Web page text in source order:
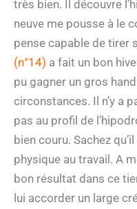
très bien. Il découvre
neuve me pousse à le
pense capable de tirer
(n°14) a fait un bon
pu gagner un gros
circonstances. Il n’y a
pas au profil de
bien couru. Sachez
physique au travail. A
bon résultat dans ce
lui accorder un large